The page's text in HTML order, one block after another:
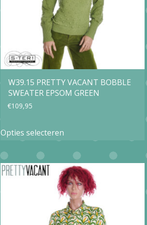
W39.15 PRETTY VACANT BOBBLE
SWEATER EPSOM GREEN
€109,95
Opties selecteren
heeft
meerdere
variaties.
Deze
optie